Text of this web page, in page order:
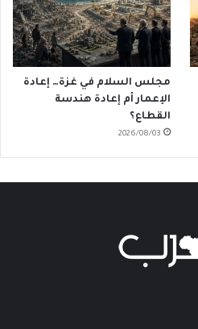
مجلس السلام في غزة… إعادة
الإعمار أم إعادة هندسة
القطاع؟
2026/08/03